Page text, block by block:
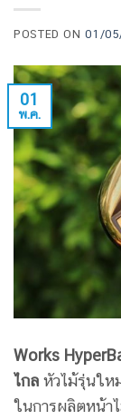
POSTED ON01/
01
พ.ค.
Works
ไกล หัวไม้รุ่นให
ในการผลิตหน้า